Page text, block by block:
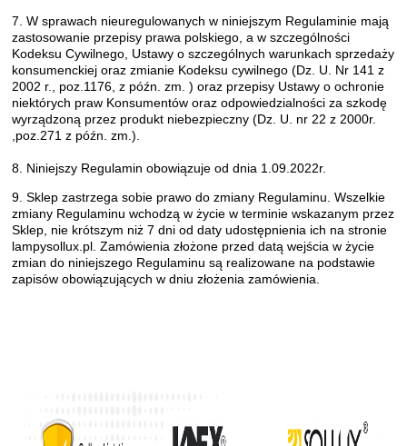
7. W sprawach nieuregulowanych w niniejszym Regulaminie mają
zastosowanie przepisy prawa polskiego, a w szczególności
Kodeksu Cywilnego, Ustawy o szczególnych warunkach sprzedaży
konsumenckiej oraz zmianie Kodeksu cywilnego (Dz. U. Nr 141 z
2002 r., poz.1176, z późn. zm. ) oraz przepisy Ustawy o ochronie
niektórych praw Konsumentów oraz odpowiedzialności za szkodę
wyrządzoną przez produkt niebezpieczny (Dz. U. nr 22 z 2000r.
,poz.271 z późn. zm.).
8. Niniejszy Regulamin obowiązuje od dnia 1.09.2022r.
9. Sklep zastrzega sobie prawo do zmiany Regulaminu. Wszelkie
zmiany Regulaminu wchodzą w życie w terminie wskazanym przez
Sklep, nie krótszym niż 7 dni od daty udostępnienia ich na stronie
lampysollux.pl. Zamówienia złożone przed datą wejścia w życie
zmian do niniejszego Regulaminu są realizowane na podstawie
zapisów obowiązujących w dniu złożenia zamówienia.